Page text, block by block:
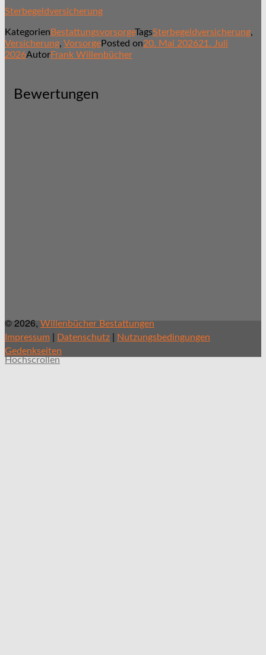
Sterbegeldversicherung
KategorienBestattungsvorsorgeTagsSterbegeldversicherung,
Versicherung, VorsorgePosted on20. Mai 202621. Juli
2026AutorFrank Willenbücher
Bewertungen
© 2026, Willenbücher Bestattungen
Impressum | Datenschutz | Nutzungsbedingungen
Gedenkseiten
Hochscrollen